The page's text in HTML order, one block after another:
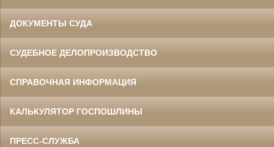
ДОКУМЕНТЫ СУДА
СУДЕБНОЕ ДЕЛОПРОИЗВОДСТВО
СПРАВОЧНАЯ ИНФОРМАЦИЯ
КАЛЬКУЛЯТОР ГОСПОШЛИНЫ
ПРЕСС-СЛУЖБА